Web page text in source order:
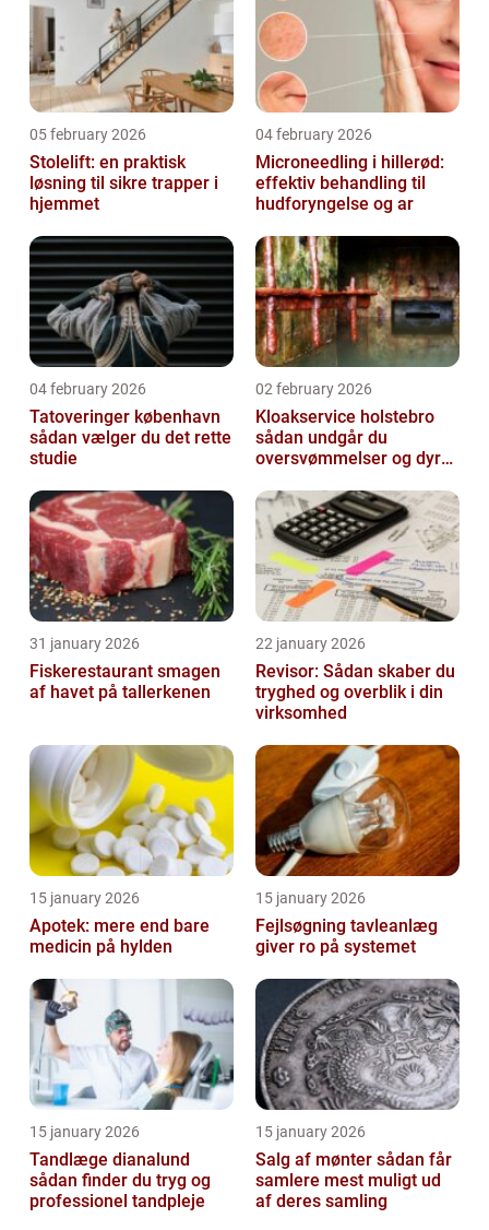
05 february 2026
Stolelift: en praktisk
løsning til sikre trapper i
hjemmet
04 february 2026
Microneedling i hillerød:
effektiv behandling til
hudforyngelse og ar
04 february 2026
Tatoveringer københavn
sådan vælger du det rette
studie
02 february 2026
Kloakservice holstebro
sådan undgår du
oversvømmelser og dyre
31 january 2026
Fiskerestaurant smagen
af havet på tallerkenen
22 january 2026
Revisor: Sådan skaber du
tryghed og overblik i din
virksomhed
15 january 2026
Apotek: mere end bare
medicin på hylden
15 january 2026
Fejlsøgning tavleanlæg
giver ro på systemet
15 january 2026
Tandlæge dianalund
sådan finder du tryg og
professionel tandpleje
15 january 2026
Salg af mønter sådan får
samlere mest muligt ud
af deres samling